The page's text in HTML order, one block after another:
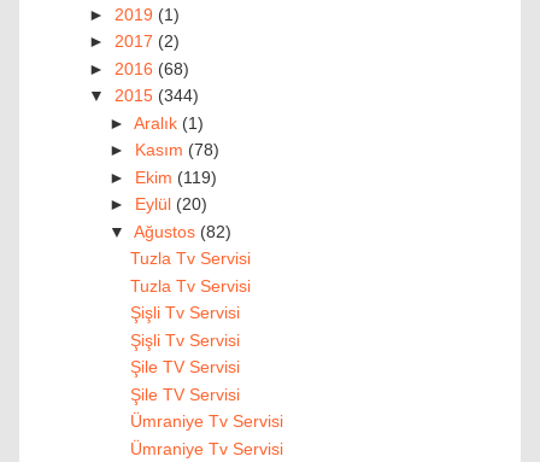
► 2019 (1)
► 2017 (2)
► 2016 (68)
▼ 2015 (344)
► Aralık (1)
► Kasım (78)
► Ekim (119)
► Eylül (20)
▼ Ağustos (82)
Tuzla Tv Servisi
Tuzla Tv Servisi
Şişli Tv Servisi
Şişli Tv Servisi
Şile TV Servisi
Şile TV Servisi
Ümraniye Tv Servisi
Ümraniye Tv Servisi